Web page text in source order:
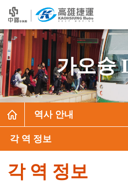
가오슝
역사 안내
각 역 정보
각 역 정보